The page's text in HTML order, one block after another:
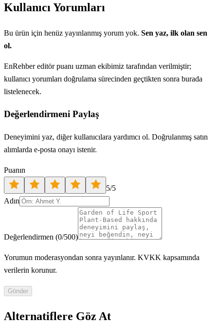
Kullanıcı Yorumları
Bu ürün için henüz yayınlanmış yorum yok. Sen yaz, ilk olan sen
ol.
EnRehber editör puanı uzman ekibimiz tarafından verilmiştir;
kullanıcı yorumları doğrulama sürecinden geçtikten sonra burada
listelenecek.
Değerlendirmeni Paylaş
Deneyimini yaz, diğer kullanıcılara yardımcı ol. Doğrulanmış satın
alımlarda e-posta onayı istenir.
Puanın
5/5
Adın
Değerlendirmen (0/500)
Yorumun moderasyondan sonra yayınlanır. KVKK kapsamında
verilerin korunur.
Gönder
Alternatiflere Göz At